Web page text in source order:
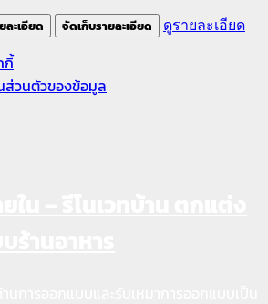
ละเอียด จัดเก็บรายละเอียด ดูรายละเอียด
กี้
ส่วนตัวของข้อมูล